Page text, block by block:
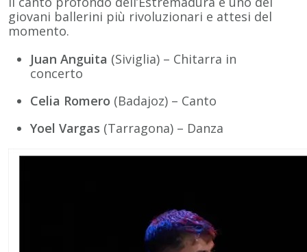
giovani ballerini più rivoluzionari e attesi del
momento.
Juan Anguita (Siviglia) – Chitarra in
concerto
Celia Romero (Badajoz) – Canto
Yoel Vargas (Tarragona) – Danza